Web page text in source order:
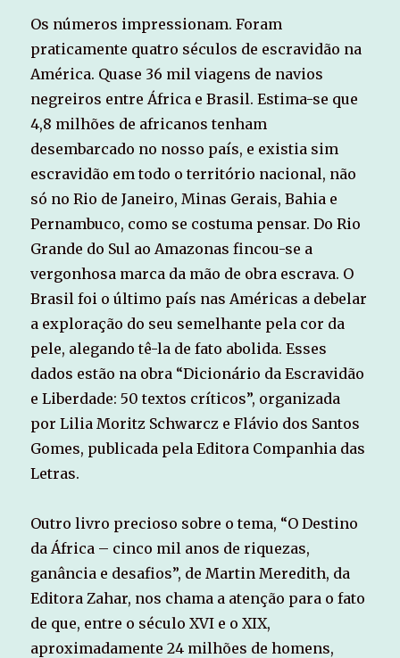
Os números impressionam. Foram
praticamente quatro séculos de escravidão na
América. Quase 36 mil viagens de navios
negreiros entre África e Brasil. Estima-se que
4,8 milhões de africanos tenham
desembarcado no nosso país, e existia sim
escravidão em todo o território nacional, não
só no Rio de Janeiro, Minas Gerais, Bahia e
Pernambuco, como se costuma pensar. Do Rio
Grande do Sul ao Amazonas fincou-se a
vergonhosa marca da mão de obra escrava. O
Brasil foi o último país nas Américas a debelar
a exploração do seu semelhante pela cor da
pele, alegando tê-la de fato abolida. Esses
dados estão na obra “Dicionário da Escravidão
e Liberdade: 50 textos críticos”, organizada
por Lilia Moritz Schwarcz e Flávio dos Santos
Gomes, publicada pela Editora Companhia das
Letras.
Outro livro precioso sobre o tema, “O Destino
da África – cinco mil anos de riquezas,
ganância e desafios”, de Martin Meredith, da
Editora Zahar, nos chama a atenção para o fato
de que, entre o século XVI e o XIX,
aproximadamente 24 milhões de homens,